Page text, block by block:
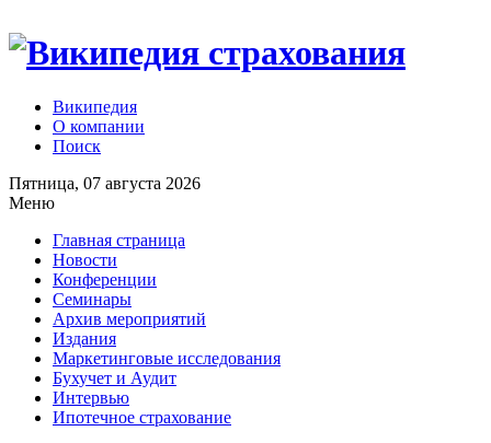
Википедия
О компании
Поиск
Пятница, 07 августа 2026
Меню
Главная страница
Новости
Конференции
Семинары
Архив мероприятий
Издания
Маркетинговые исследования
Бухучет и Аудит
Интервью
Ипотечное страхование